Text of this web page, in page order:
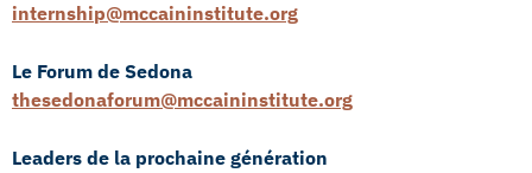
internship@mccaininstitute.org
Le Forum de Sedona
thesedonaforum@mccaininstitute.org
Leaders de la prochaine génération